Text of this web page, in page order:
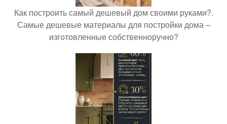
Как построить самый дешевый дом своими руками?.
Самые дешевые материалы для постройки дома –
изготовленные собственноручно?